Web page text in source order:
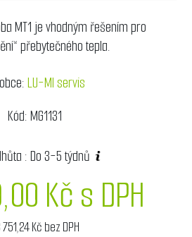
MT1 je vhodným řešením pro
přebytečného tepla.
LU-MI servis
Kód:MG1131
:Do 3-5 týdnů
Kč s DPH
Kč bez DPH